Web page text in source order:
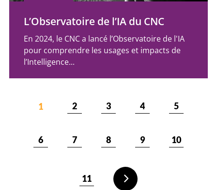
L’Observatoire de l’IA du CNC
En 2024, le CNC a lancé l’Observatoire de l'IA
pour comprendre les usages et impacts de
l’Intelligence...
1 2 3 4 5
6 7 8 9 10
11